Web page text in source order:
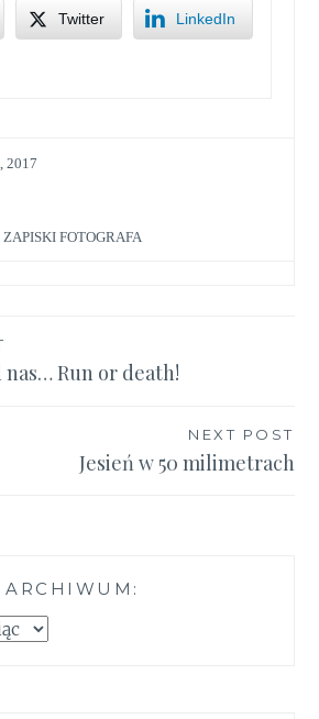
Twitter LinkedIn
2017
ZAPISKI FOTOGRAFA
nas… Run or death!
NEXT POST
Jesień w 50 milimetrach
ARCHIWUM: